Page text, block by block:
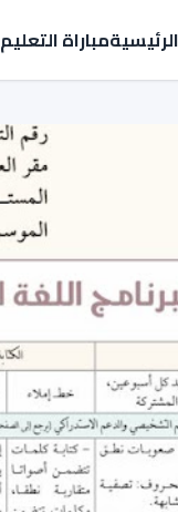
الرئيسيةمباراة التعليم